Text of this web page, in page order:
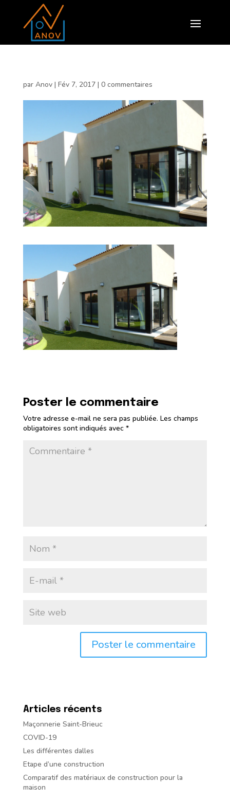
par Anov| Fév 7, 2017| 0 commentaires
Poster le commentaire
Votre adresse e-mail ne sera pas publiée. Les champs
obligatoires sont indiqués avec *
Articles récents
Maçonnerie Saint-Brieuc
COVID-19
Les différentes dalles
Etape d’une construction
Comparatif des matériaux de construction pour la
maison